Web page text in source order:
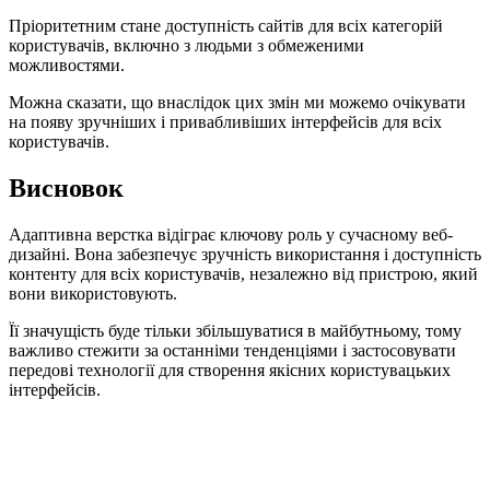
Пріоритетним стане доступність сайтів для всіх категорій
користувачів, включно з людьми з обмеженими
можливостями.
Можна сказати, що внаслідок цих змін ми можемо очікувати
на появу зручніших і привабливіших інтерфейсів для всіх
користувачів.
Висновок
Адаптивна верстка відіграє ключову роль у сучасному веб-
дизайні. Вона забезпечує зручність використання і доступність
контенту для всіх користувачів, незалежно від пристрою, який
вони використовують.
Її значущість буде тільки збільшуватися в майбутньому, тому
важливо стежити за останніми тенденціями і застосовувати
передові технології для створення якісних користувацьких
інтерфейсів.